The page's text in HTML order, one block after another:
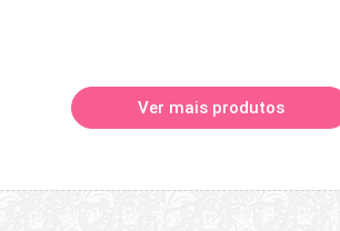
Ver mais produtos